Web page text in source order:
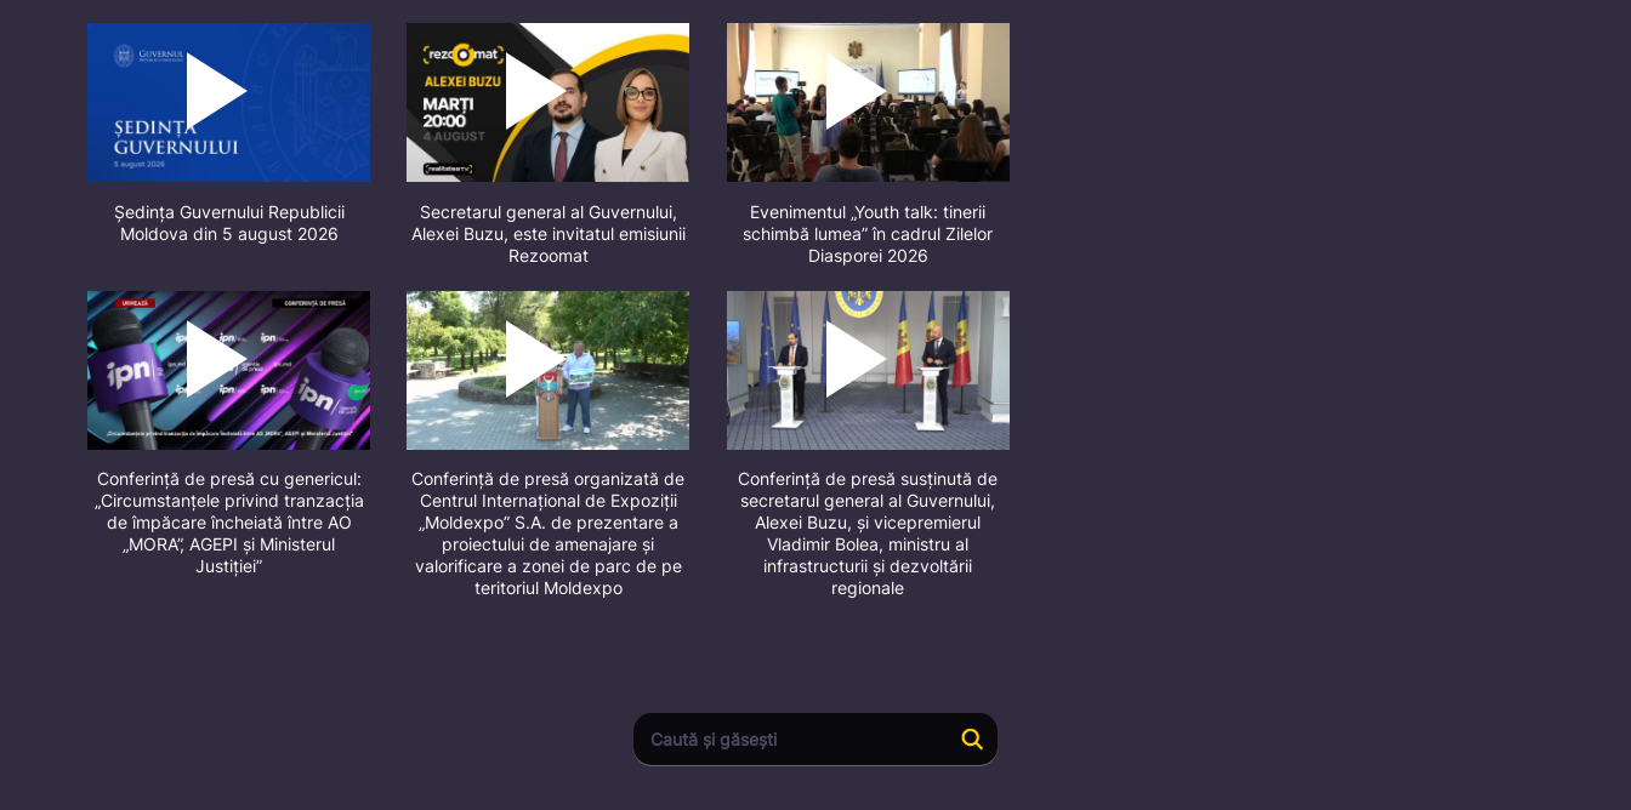
Ședința Guvernului Republicii
Moldova din 5 august 2026
Secretarul general al Guvernului,
Alexei Buzu, este invitatul emisiunii
Rezoomat
Evenimentul „Youth talk: tinerii
schimbă lumea” în cadrul Zilelor
Diasporei 2026
Conferință de presă cu genericul:
„Circumstanțele privind tranzacția
de împăcare încheiată între AO
„MORA”, AGEPI și Ministerul
Justiției”
Conferință de presă organizată de
Centrul Internațional de Expoziții
„Moldexpo” S.A. de prezentare a
proiectului de amenajare și
valorificare a zonei de parc de pe
teritoriul Moldexpo
Conferință de presă susținută de
secretarul general al Guvernului,
Alexei Buzu, și vicepremierul
Vladimir Bolea, ministru al
infrastructurii și dezvoltării
regionale